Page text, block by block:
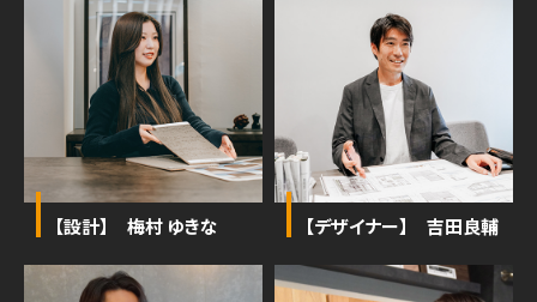
【設計】 梅村 ゆきな 【デザイナー】 吉田良輔